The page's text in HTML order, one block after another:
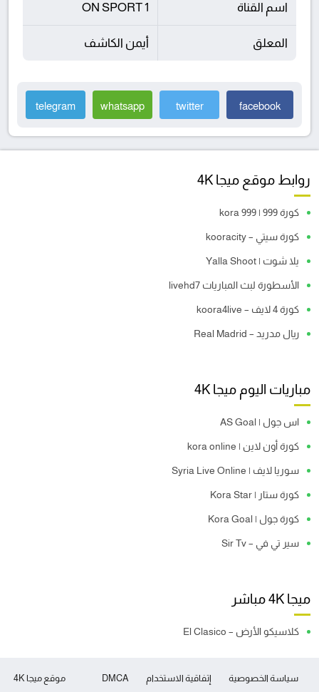
اسم القناة ON SPORT 1
المعلق أيمن الكاشف
facebook
twitter
whatsapp
telegram
روابط موقع ميجا 4K
كورة 999 | kora 999
كورة سيتي – kooracity
يلا شوت | Yalla Shoot
الأسطورة لبث المباريات livehd7
كورة 4 لايف – koora4live
ريال مدريد – Real Madrid
مباريات اليوم ميجا 4K
اس جول | AS Goal
كورة أون لاين | kora online
سوريا لايف | Syria Live Online
كورة ستار | Kora Star
كورة جول | Kora Goal
سير تي في – Sir Tv
ميجا 4K مباشر
كلاسيكو الأرض – El Clasico
موقع ميجا 4K سياسة الخصوصية إتفاقية الاستخدام DMCA